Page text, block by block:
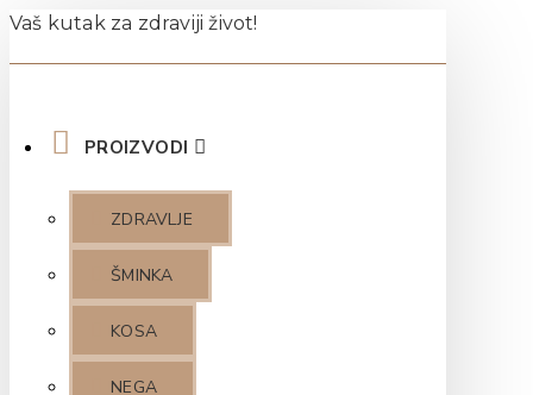
Vaš kutak za zdraviji život!
PROIZVODI
ZDRAVLJE
ŠMINKA
KOSA
NEGA